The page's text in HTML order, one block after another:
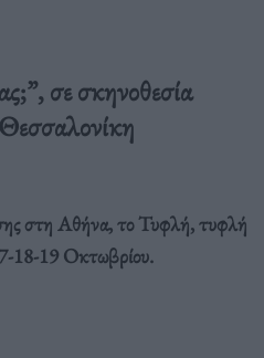
σε σκηνοθεσία
στη Αθήνα, το Τυφλή, τυφλή
18-19 Οκτωβρίου.